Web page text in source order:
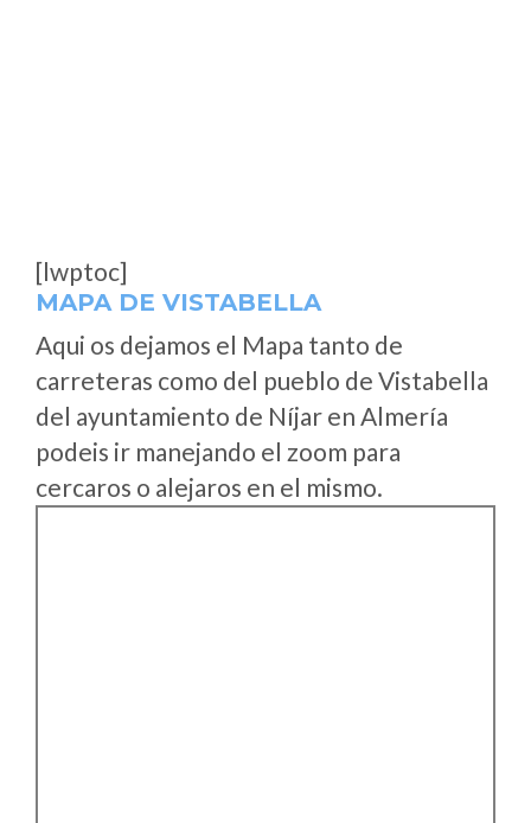
[lwptoc]
MAPA DE VISTABELLA
Aqui os dejamos el Mapa tanto de
carreteras como del pueblo de Vistabella
del ayuntamiento de Níjar en Almería
podeis ir manejando el zoom para
cercaros o alejaros en el mismo.